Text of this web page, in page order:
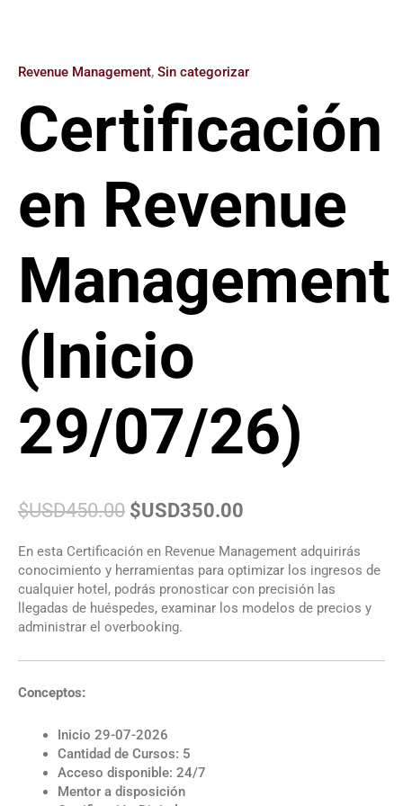
Revenue Management, Sin categorizar
Certificación
en Revenue
Management
(Inicio
29/07/26)
$USD450.00 $USD350.00
En esta Certificación en Revenue Management adquirirás
conocimiento y herramientas para optimizar los ingresos de
cualquier hotel, podrás pronosticar con precisión las
llegadas de huéspedes, examinar los modelos de precios y
administrar el overbooking.
Conceptos:
Inicio 29-07-2026
Cantidad de Cursos: 5
Acceso disponible: 24/7
Mentor a disposición